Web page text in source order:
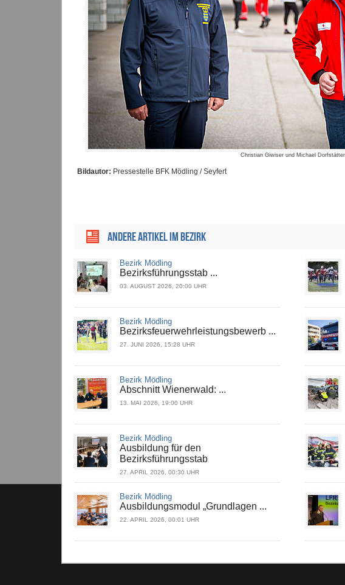
Christian Giwiser und Michael Dorfstätter
Bildautor: Pressestelle BFK Mödling / Seyfert
ANDERE ARTIKEL IM BEZIRK
Bezirk Mödling
Bezirksführungsstab ...
03. AUGUST 2026, 20:00 UHR
Bezirk Mödling
Bezirksfeuerwehrleistungsbewerb ...
27. JUNI 2026, 15:28 UHR
Bezirk Mödling
Abschnitt Wienerwald: ...
13. MAI 2026, 19:00 UHR
Bezirk Mödling
Ausbildung für den
Bezirksführungsstab
27. APRIL 2026, 00:30 UHR
Bezirk Mödling
Ausbildungsmodul „Grundlagen ...
22. APRIL 2026, 00:01 UHR